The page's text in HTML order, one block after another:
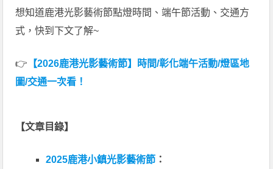
想知道鹿港光影藝術節點燈時間、端午節活動、交通方
式，快到下文了解~
👉 【2026鹿港光影藝術節】時間/彰化端午活動/燈區地
圖/交通一次看！
【文章目錄】
2025鹿港小鎮光影藝術節 ：